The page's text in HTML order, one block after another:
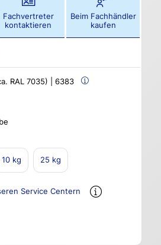
Fachvertreter
kontaktieren
Beim Fachhändler
kaufen
RAL 7035) | 6383
10 kg 25 kg
Service Centern